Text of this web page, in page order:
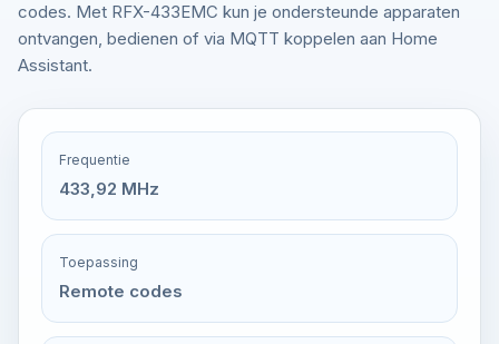
codes. Met RFX-433EMC kun je ondersteunde apparaten
ontvangen, bedienen of via MQTT koppelen aan Home
Assistant.
Frequentie
433,92 MHz
Toepassing
Remote codes